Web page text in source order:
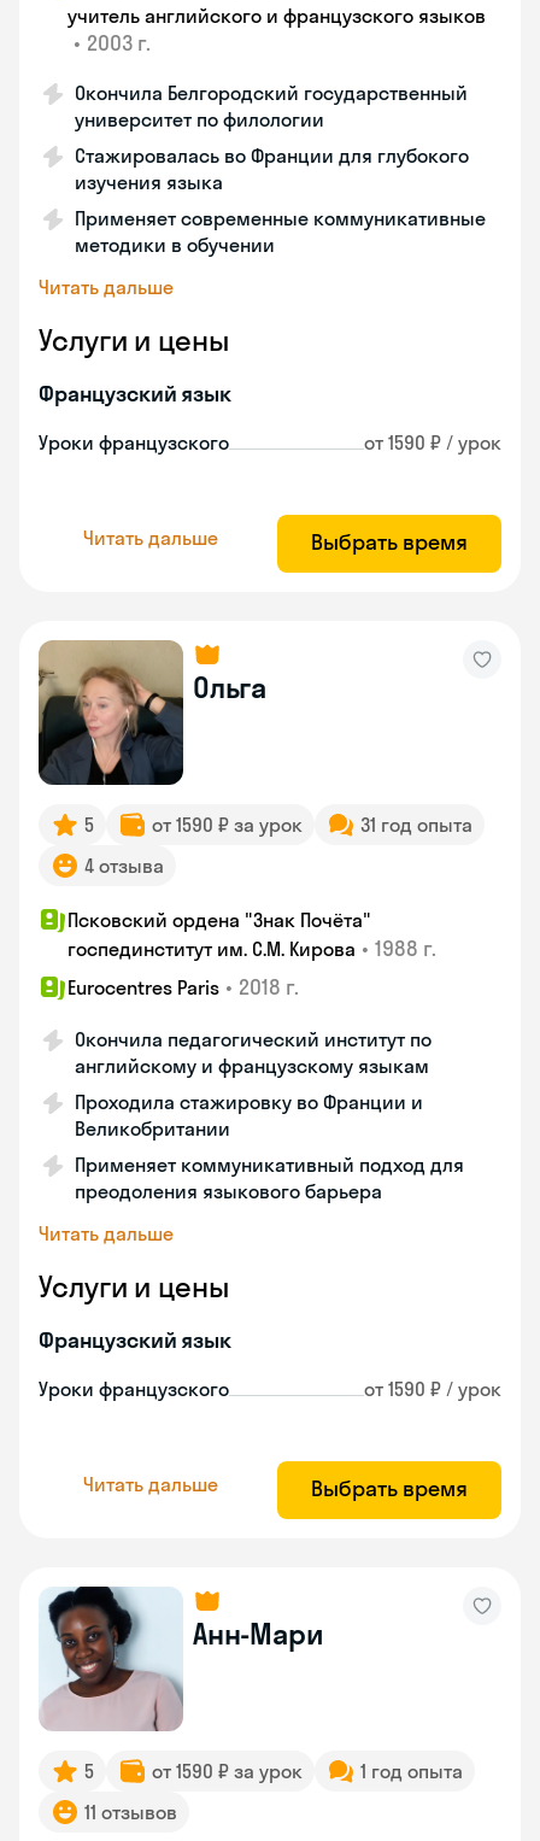
учитель английского и французского языков
• 2003 г.
Окончила Белгородский государственный
университет по филологии
Стажировалась во Франции для глубокого
изучения языка
Применяет современные коммуникативные
методики в обучении
Читать дальше
Услуги и цены
Французский язык
Уроки французского от 1590 ₽ / урок
Читать дальше Выбрать время
Ольга
5 от 1590 ₽ за урок
31 год опыта
4 отзыва
Псковский ордена "Знак Почёта"
госпединститут им. С.М. Кирова • 1988 г.
Eurocentres Paris • 2018 г.
Окончила педагогический институт по
английскому и французскому языкам
Проходила стажировку во Франции и
Великобритании
Применяет коммуникативный подход для
преодоления языкового барьера
Читать дальше
Услуги и цены
Французский язык
Уроки французского от 1590 ₽ / урок
Читать дальше Выбрать время
Анн-Мари
5 от 1590 ₽ за урок
1 год опыта
11 отзывов